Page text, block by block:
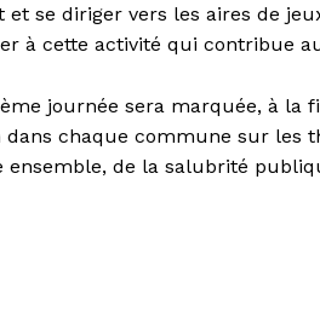
se diriger vers les aires de
à cette activité qui contribue
journée sera marquée, à la
chaque commune sur les
de la salubrité